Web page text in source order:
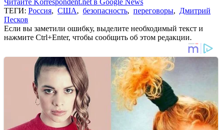
ТЕГИ: Россия, США, безопасность, переговоры, Дмитрий
Песков
Если вы заметили ошибку, выделите необходимый текст и
нажмите Ctrl+Enter, чтобы сообщить об этом редакции.